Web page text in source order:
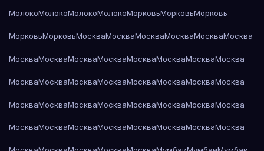
МолокоМолокоМолокоМолокоМорковьМорковьМорковь
МорковьМорковьМоскваМоскваМоскваМоскваМоскваМосква
МоскваМоскваМоскваМоскваМоскваМоскваМоскваМосква
МоскваМоскваМоскваМоскваМоскваМоскваМоскваМосква
МоскваМоскваМоскваМоскваМоскваМоскваМоскваМосква
МоскваМоскваМоскваМоскваМоскваМоскваМоскваМосква